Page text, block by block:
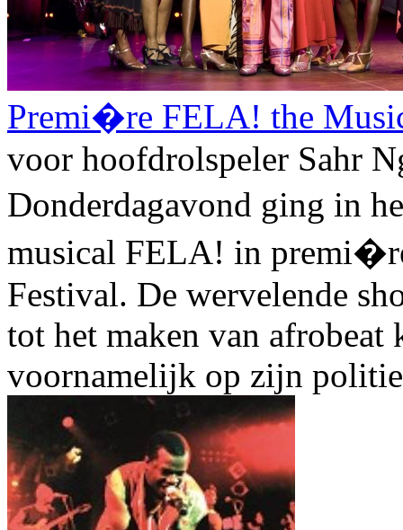
Premi�re FELA! the
voor hoofdrolspeler Sahr
Donderdagavond ging in
musical FELA! in
Festival. De wervelende
tot het maken van afrobeat
voornamelijk op zijn